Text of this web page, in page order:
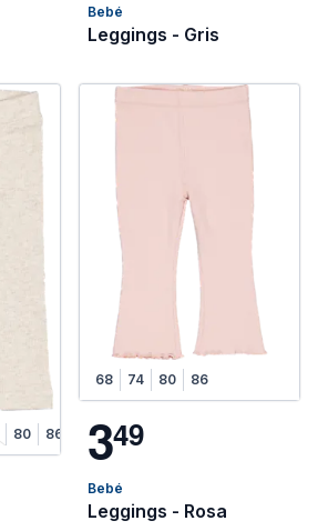
Bebé
Leggings - Gris
80 86
68 74 80 86
349
Bebé
Leggings - Rosa